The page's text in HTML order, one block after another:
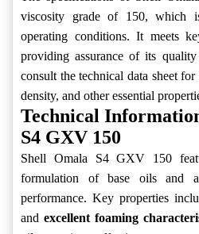
viscosity grade of 150, which
operating conditions. It meets
providing assurance of its
consult the technical data sheet
density, and other essential
Technical
S4 GXV 150
Shell Omala S4 GXV 150
formulation of base oils and
performance. Key properties
and excellent foaming